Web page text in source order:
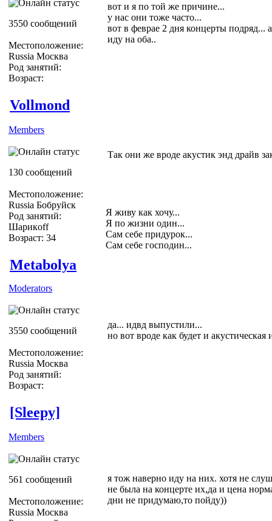
3550 сообщений
Местоположение:
Russia Москва
Род занятий:
Возраст:
вот и я по той же причине...
у нас они тоже часто...
вот в феврае 2 дня концерты подряд...
иду на оба..
Vollmond
Members
130 сообщений
Местоположение:
Russia Бобруйск
Род занятий:
Шарикoff
Возраст: 34
Так они же вроде акустик энд драйв
Я живу как хочу...
Я по жизни один...
Сам себе придурок...
Сам себе господин...
Metabolya
Moderators
3550 сообщений
Местоположение:
Russia Москва
Род занятий:
Возраст:
да... идвд выпустили...
но вот вроде как будет и
[Sleepy]
Members
561 сообщений
Местоположение:
Russia Москва
я тож наверно иду на них. хотя не
не была на концерте их,да и цена
дни не придумаю,то пойду))